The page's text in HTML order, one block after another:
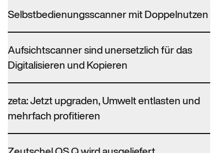
Selbstbedienungsscanner mit Doppelnutzen
Aufsichtscanner sind unersetzlich für das
Digitalisieren und Kopieren
zeta: Jetzt upgraden, Umwelt entlasten und
mehrfach profitieren